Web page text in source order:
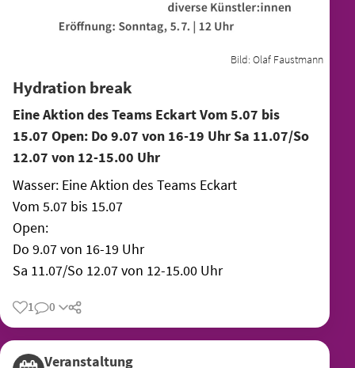
Bild: Olaf Faustmann
Hydration break
Eine Aktion des Teams Eckart Vom 5.07 bis
15.07 Open: Do 9.07 von 16-19 Uhr Sa 11.07/So
12.07 von 12-15.00 Uhr
Wasser: Eine Aktion des Teams Eckart
Vom 5.07 bis 15.07
Open:
Do 9.07 von 16-19 Uhr
Sa 11.07/So 12.07 von 12-15.00 Uhr
1 0 Teilen
Veranstaltung